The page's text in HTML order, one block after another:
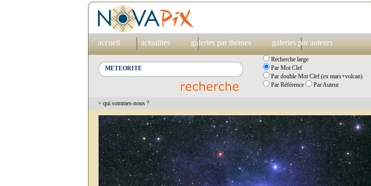
accueil actualités galeries par thèmes galeries par auteurs
Recherche large
Par Mot Clef
Par double Mot Clef (ex mars+volcan)
Par Référence
Par Auteur
> qui sommes-nous ?